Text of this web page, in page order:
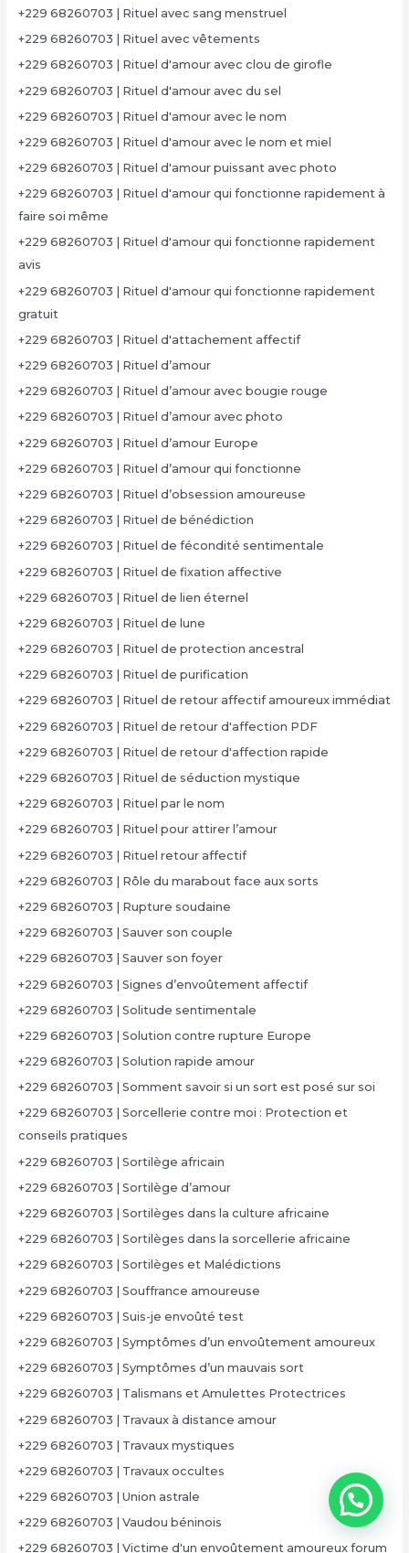
+229 68260703 | Rituel avec sang menstruel
+229 68260703 | Rituel avec vêtements
+229 68260703 | Rituel d'amour avec clou de girofle
+229 68260703 | Rituel d'amour avec du sel
+229 68260703 | Rituel d'amour avec le nom
+229 68260703 | Rituel d'amour avec le nom et miel
+229 68260703 | Rituel d'amour puissant avec photo
+229 68260703 | Rituel d'amour qui fonctionne rapidement à
faire soi même
+229 68260703 | Rituel d'amour qui fonctionne rapidement
avis
+229 68260703 | Rituel d'amour qui fonctionne rapidement
gratuit
+229 68260703 | Rituel d'attachement affectif
+229 68260703 | Rituel d’amour
+229 68260703 | Rituel d’amour avec bougie rouge
+229 68260703 | Rituel d’amour avec photo
+229 68260703 | Rituel d’amour Europe
+229 68260703 | Rituel d’amour qui fonctionne
+229 68260703 | Rituel d’obsession amoureuse
+229 68260703 | Rituel de bénédiction
+229 68260703 | Rituel de fécondité sentimentale
+229 68260703 | Rituel de fixation affective
+229 68260703 | Rituel de lien éternel
+229 68260703 | Rituel de lune
+229 68260703 | Rituel de protection ancestral
+229 68260703 | Rituel de purification
+229 68260703 | Rituel de retour affectif amoureux immédiat
+229 68260703 | Rituel de retour d'affection PDF
+229 68260703 | Rituel de retour d'affection rapide
+229 68260703 | Rituel de séduction mystique
+229 68260703 | Rituel par le nom
+229 68260703 | Rituel pour attirer l’amour
+229 68260703 | Rituel retour affectif
+229 68260703 | Rôle du marabout face aux sorts
+229 68260703 | Rupture soudaine
+229 68260703 | Sauver son couple
+229 68260703 | Sauver son foyer
+229 68260703 | Signes d’envoûtement affectif
+229 68260703 | Solitude sentimentale
+229 68260703 | Solution contre rupture Europe
+229 68260703 | Solution rapide amour
+229 68260703 | Somment savoir si un sort est posé sur soi
+229 68260703 | Sorcellerie contre moi : Protection et
conseils pratiques
+229 68260703 | Sortilège africain
+229 68260703 | Sortilège d’amour
+229 68260703 | Sortilèges dans la culture africaine
+229 68260703 | Sortilèges dans la sorcellerie africaine
+229 68260703 | Sortilèges et Malédictions
+229 68260703 | Souffrance amoureuse
+229 68260703 | Suis-je envoûté test
+229 68260703 | Symptômes d’un envoûtement amoureux
+229 68260703 | Symptômes d’un mauvais sort
+229 68260703 | Talismans et Amulettes Protectrices
+229 68260703 | Travaux à distance amour
+229 68260703 | Travaux mystiques
+229 68260703 | Travaux occultes
+229 68260703 | Union astrale
+229 68260703 | Vaudou béninois
+229 68260703 | Victime d'un envoûtement amoureux forum